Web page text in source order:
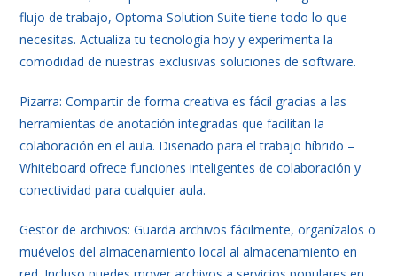
flujo de trabajo, Optoma Solution Suite tiene todo lo que
necesitas. Actualiza tu tecnología hoy y experimenta la
comodidad de nuestras exclusivas soluciones de software.
Pizarra: Compartir de forma creativa es fácil gracias a las
herramientas de anotación integradas que facilitan la
colaboración en el aula. Diseñado para el trabajo híbrido –
Whiteboard ofrece funciones inteligentes de colaboración y
conectividad para cualquier aula.
Gestor de archivos: Guarda archivos fácilmente, organízalos o
muévelos del almacenamiento local al almacenamiento en